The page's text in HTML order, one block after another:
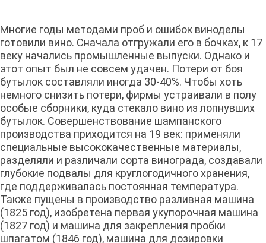
Многие годы методами проб и ошибок виноделы
готовили вино. Сначала отгружали его в бочках, к 17
веку начались промышленные выпуски. Однако и
этот опыт был не совсем удачен. Потери от боя
бутылок составляли иногда 30-40%. Чтобы хоть
немного снизить потери, фирмы устраивали в полу
особые сборники, куда стекало вино из лопнувших
бутылок. Совершенствование шампанского
производства приходится на 19 век: применяли
специальные высококачественные материалы,
разделяли и различали сорта винограда, создавали
глубокие подвалы для круглогодичного хранения,
где поддерживалась постоянная температура.
Также пущены в производство разливная машина
(1825 год), изобретена первая укупорочная машина
(1827 год) и машина для закрепления пробки
шпагатом (1846 год), машина для дозировки